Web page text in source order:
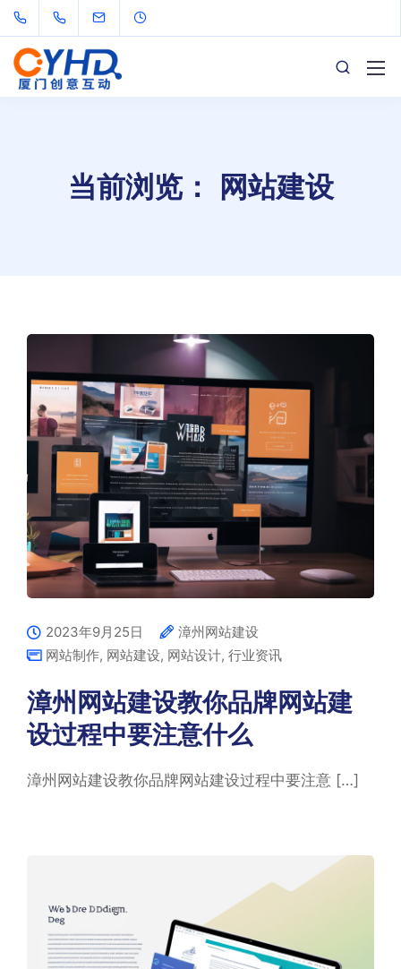
当前浏览： 网站建设
2023年9月25日
漳州网站建设
网站制作, 网站建设, 网站设计, 行业资讯
漳州网站建设教你品牌网站建
设过程中要注意什么
漳州网站建设教你品牌网站建设过程中要注意 […]